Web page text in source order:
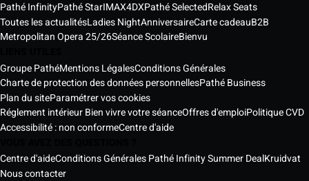
Pathé InfinityPathé StarIMAX4DXPathé SelectedRelax Seats
Toutes les actualitésLadies NightAnniversaireCarte cadeauB2B
Metropolitan Opera 25/26Séance ScolaireBienvu
Groupe PathéMentions LégalesConditions Générales
Charte de protection des données personnellesPathé Business
Plan du siteParamétrer vos cookies
Réglement intérieur Bien vivre votre séanceOffres d'emploiPolitique CVD
Accessibilité : non conformeCentre d'aide
Centre d'aideConditions Générales Pathé Infinity Summer DealKruidvat
Nous contacter